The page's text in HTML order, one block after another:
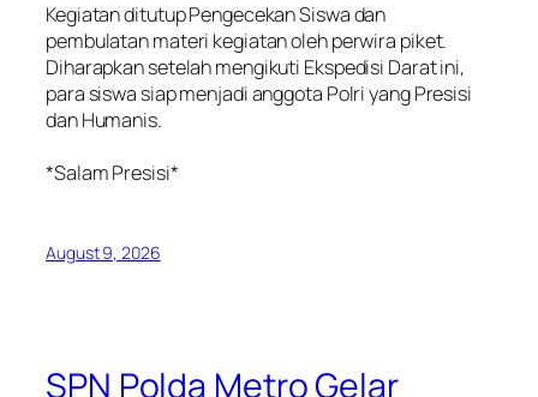
‎Kegiatan ditutup Pengecekan Siswa dan
pembulatan materi kegiatan oleh perwira piket.
Diharapkan setelah mengikuti Ekspedisi Darat ini,
para siswa siap menjadi anggota Polri yang Presisi
dan Humanis.
‎*Salam Presisi*
August 9, 2026
SPN Polda Metro Gelar